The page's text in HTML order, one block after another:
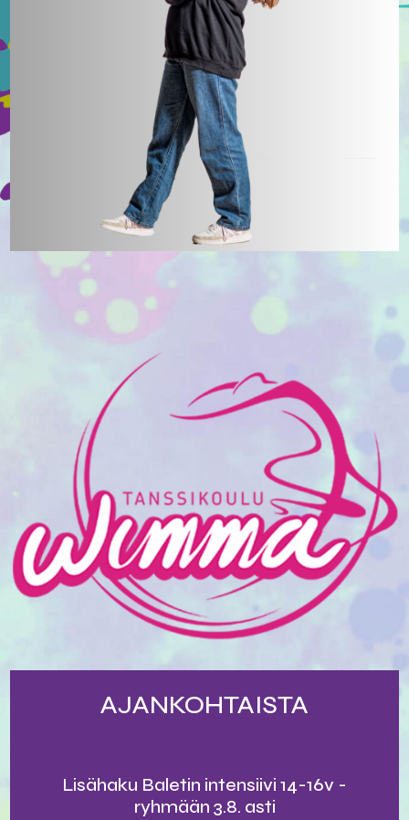
AJANKOHTAISTA
Lisähaku Baletin intensiivi 14-16v -
ryhmään 3.8. asti